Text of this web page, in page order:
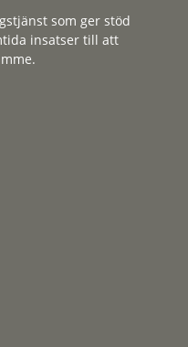
som ger stöd
insatser till att